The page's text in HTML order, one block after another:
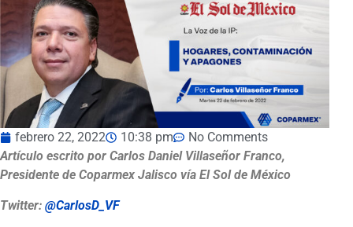
febrero 22, 2022 10:38 pm
No Comments
Artículo escrito por Carlos Daniel Villaseñor Franco,
Presidente de Coparmex Jalisco vía El Sol de México
Twitter: @CarlosD_VF